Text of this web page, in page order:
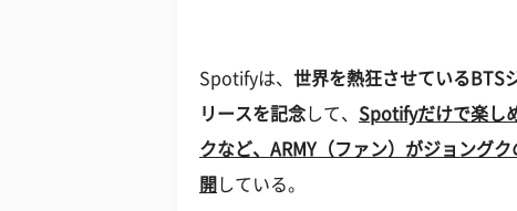
Spotifyは、 世界を熱狂させている BTS
リースを記念して、 Spotifyだけで楽し
クなど、 ARMY（ファン）がジョング
開 している。